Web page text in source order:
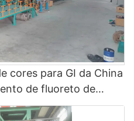
cores para GI da China
de fluoreto de
colorida